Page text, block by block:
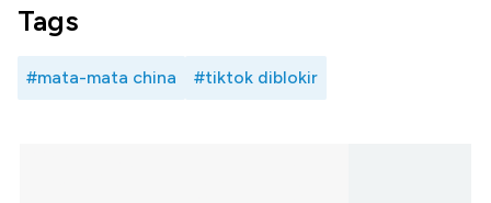
Tags
#mata-mata china #tiktok diblokir